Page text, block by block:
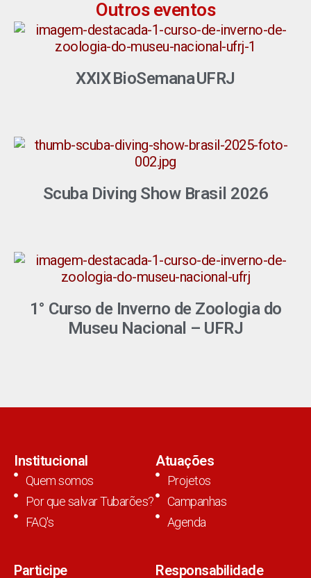
Outros eventos
XXIX BioSemana UFRJ
Scuba Diving Show Brasil 2026
1° Curso de Inverno de Zoologia do
Museu Nacional – UFRJ
Institucional
Quem somos
Por que salvar Tubarões?
FAQ's
Atuações
Projetos
Campanhas
Agenda
Participe Responsabilidade